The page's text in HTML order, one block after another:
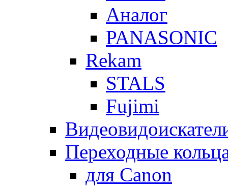
Аналог
PANASONIC
Rekam
STALS
Fujimi
Переходные
для Canon